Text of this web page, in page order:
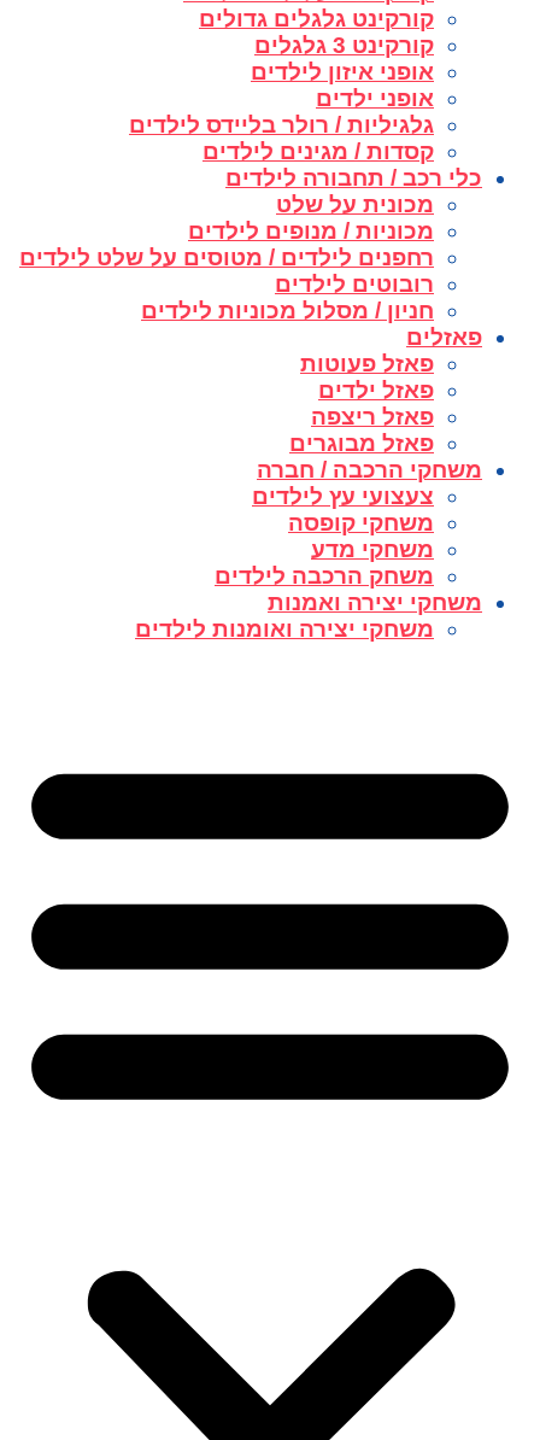
קורקינט גלגלים גדולים
קורקינט 3 גלגלים
אופני איזון לילדים
אופני ילדים
גלגיליות / רולר בליידס לילדים
קסדות / מגינים לילדים
כלי רכב / תחבורה לילדים
מכונית על שלט
מכוניות / מנופים לילדים
רחפנים לילדים / מטוסים על שלט לילדים
רובוטים לילדים
חניון / מסלול מכוניות לילדים
פאזלים
פאזל פעוטות
פאזל ילדים
פאזל ריצפה
פאזל מבוגרים
משחקי הרכבה / חברה
צעצועי עץ לילדים
משחקי קופסה
משחקי מדע
משחק הרכבה לילדים
משחקי יצירה ואמנות
משחקי יצירה ואומנות לילדים